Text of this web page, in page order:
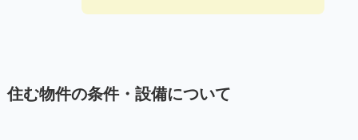
住む物件の条件・設備について